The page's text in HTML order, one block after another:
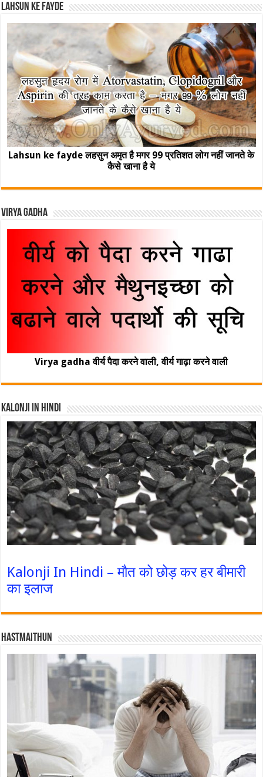
Lahsun ke fayde
Lahsun ke fayde लहसुन अमृत है मगर 99 प्रतिशत लोग नहीं जानते के
कैसे खाना है ये
Virya Gadha
Virya gadha वीर्य पैदा करने वाली, वीर्य गाढ़ा करने वाली
Kalonji In Hindi
Kalonji In Hindi – मौत को छोड़ कर हर बीमारी
का इलाज
Hastmaithun